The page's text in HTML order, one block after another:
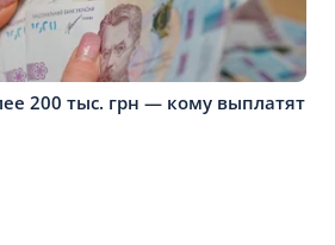
200 тыс. грн — кому выплатят